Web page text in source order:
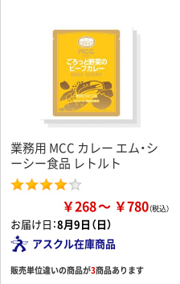
業務用 MCC カレー エム・シ
ーシー食品 レトルト
￥268 ￥780
お届け日：8月9日（日）
アスクル在庫商品
販売単位違いの商品が3商品あります